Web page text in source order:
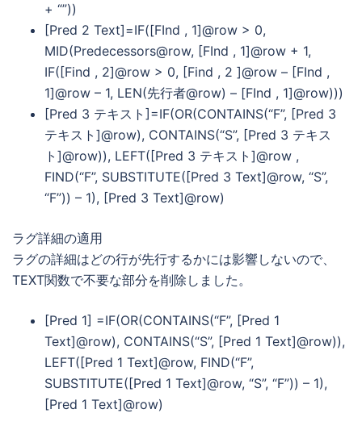
+ “”))
[Pred 2 Text]=IF([FInd , 1]@row > 0,
MID(Predecessors@row, [FInd , 1]@row + 1,
IF([Find , 2]@row > 0, [Find , 2 ]@row – [FInd ,
1]@row – 1, LEN(先行者@row) – [FInd , 1]@row)))
[Pred 3 テキスト]=IF(OR(CONTAINS(“F”, [Pred 3
テキスト]@row), CONTAINS(“S”, [Pred 3 テキス
ト]@row)), LEFT([Pred 3 テキスト]@row ,
FIND(“F”, SUBSTITUTE([Pred 3 Text]@row, “S”,
“F”)) – 1), [Pred 3 Text]@row)
ラグ詳細の適用
ラグの詳細はどの行が先行するかには影響しないので、
TEXT関数で不要な部分を削除しました。
[Pred 1] =IF(OR(CONTAINS(“F”, [Pred 1
Text]@row), CONTAINS(“S”, [Pred 1 Text]@row)),
LEFT([Pred 1 Text]@row, FIND(“F”,
SUBSTITUTE([Pred 1 Text]@row, “S”, “F”)) – 1),
[Pred 1 Text]@row)